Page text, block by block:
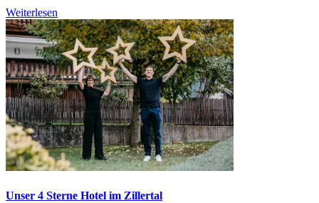
Weiterlesen
Unser 4 Sterne Hotel im Zillertal